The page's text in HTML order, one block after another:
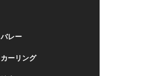
バレー
カーリング